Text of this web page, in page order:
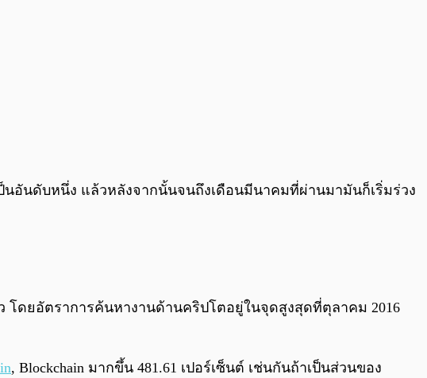
นอันดับหนึ่ง แล้วหลังจากนั้นจนถึงเดือนมีนาคมที่ผ่านมามันก็เริ่มร่วง
โดยอัตราการค้นหางานด้านคริปโตอยู่ในจุดสูงสุดที่ตุลาคม 2016
, Blockchain มากขึ้น 481.61 เปอร์เซ็นต์ เช่นกันถ้าเป็นส่วนของ